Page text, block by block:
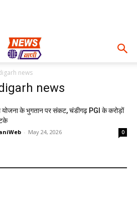
news
news
योजना के भुगतान पर संकट, चंडीगढ़ PGI के करोड़ों
- May 24, 2026 0